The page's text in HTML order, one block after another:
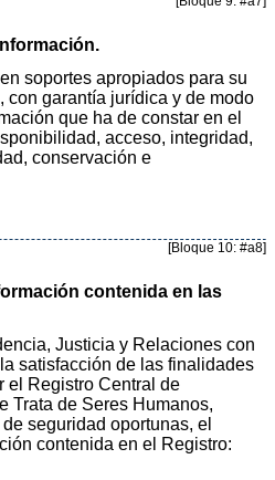
soportes apropiados para su
con garantía jurídica y de modo
que ha de constar en el
acceso, integridad,
conservación e
[Bloque 10: #a8]
contenida en las
Justicia y Relaciones con
satisfacción de las finalidades
el Registro Central de
Trata de Seres Humanos,
seguridad oportunas, el
contenida en el Registro: